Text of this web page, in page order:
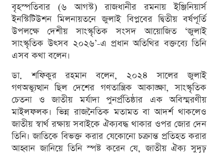
বৃহস্পতিবার (৬ আগস্ট) রাজধানীর রমনায় ইঞ্জিনিয়ার্স
ইনস্টিটিউশন মিলনায়তনে জুলাই বিপ্লবের দ্বিতীয় বর্ষপূর্তি
উপলক্ষে দেশীয় সাংস্কৃতিক সংসদ আয়োজিত ‘জুলাই
সাংস্কৃতিক উৎসব ২০২৬’-এ প্রধান অতিথির বক্তব্যে তিনি
এসব কথা বলেন।
ডা. শফিকুর রহমান বলেন, ২০২৪ সালের জুলাই
গণঅভ্যুত্থান ছিল দেশের গণতান্ত্রিক আকাঙ্ক্ষা, সাংস্কৃতিক
চেতনা ও জাতীয় মর্যাদা পুনর্প্রতিষ্ঠার এক অবিস্মরণীয়
মাইলফলক। ভিন্ন রাজনৈতিক মতামত বা আদর্শ থাকলেও
জাতীয় স্বার্থ রক্ষায় সবাইকে ঐক্যবদ্ধ থাকার ওপর জোর দেন
তিনি। জাতিকে বিভক্ত করার যেকোনো চক্রান্ত প্রতিহত করার
আহ্বান জানিয়ে তিনি স্পষ্ট করেন যে, জাতীয় ঐক্য সুদৃঢ়